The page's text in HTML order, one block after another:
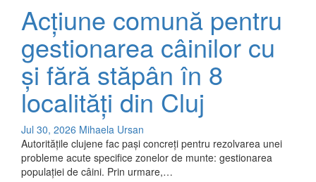
Acțiune comună pentru
gestionarea câinilor cu
și fără stăpân în 8
localități din Cluj
Jul 30, 2026 Mihaela Ursan
Autoritățile clujene fac pași concreți pentru rezolvarea unei
probleme acute specifice zonelor de munte: gestionarea
populației de câini. Prin urmare,…